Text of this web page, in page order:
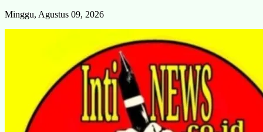
Skip
Minggu, Agustus 09, 2026